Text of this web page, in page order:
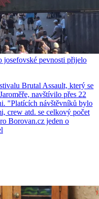
josefovské pevnosti přijelo
Brutal Assault, který se
navštívilo přes 22
"Platících návštěvníků bylo
crew atd. se celkový počet
Borovan.cz jeden o